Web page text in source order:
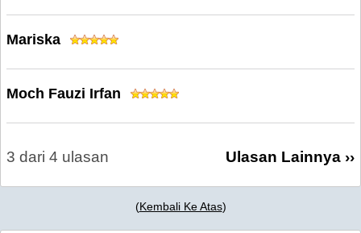
Mariska
Moch Fauzi Irfan
3 dari 4 ulasan Ulasan Lainnya ››
(Kembali Ke Atas)